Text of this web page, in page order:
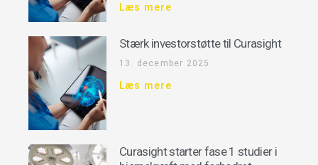
Læs mere
Stærk investorstøtte til Curasight
13. december 2025
Læs mere
Curasight starter fase 1 studier i